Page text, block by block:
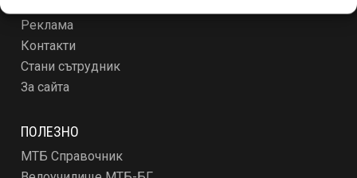
Реклама
Контакти
Стани сътрудник
За сайта
ПОЛЕЗНО
МТБ Справочник